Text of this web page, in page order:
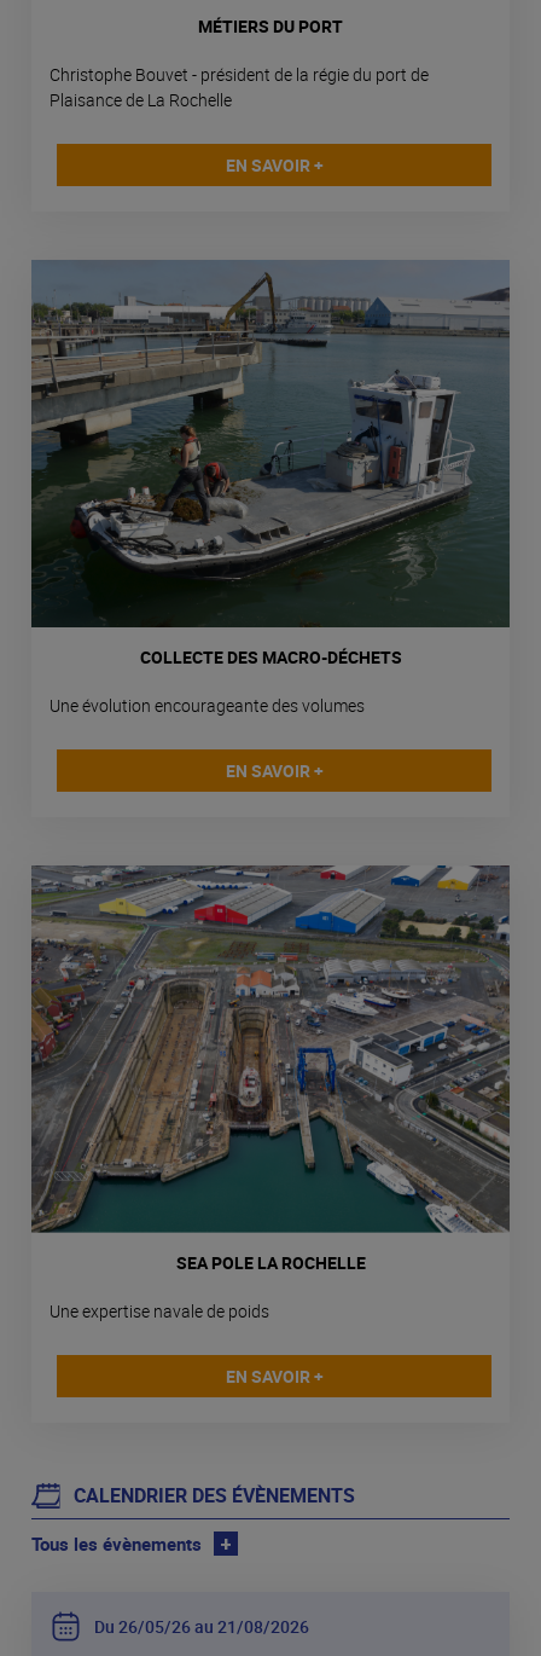
MÉTIERS DU PORT
Christophe Bouvet - président de la régie du port de
Plaisance de La Rochelle
EN SAVOIR +
COLLECTE DES MACRO-DÉCHETS
Une évolution encourageante des volumes
EN SAVOIR +
SEA POLE LA ROCHELLE
Une expertise navale de poids
EN SAVOIR +
CALENDRIER DES ÉVÈNEMENTS
Tous les évènements +
Du 26 05 26 au 21 08 2026